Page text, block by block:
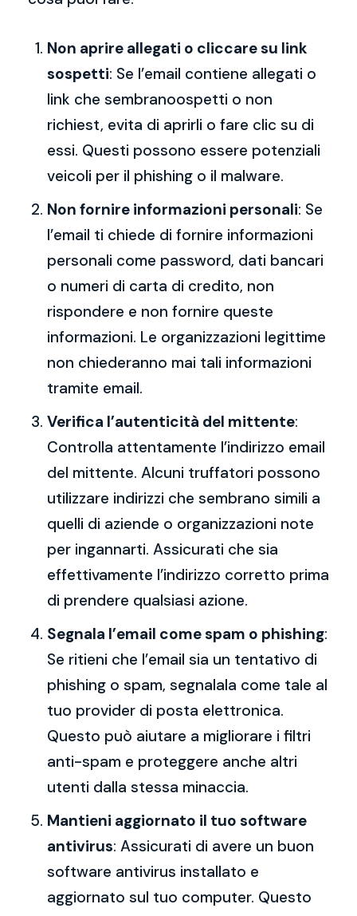
Non aprire allegati o cliccare su link
sospetti: Se l’email contiene allegati o
link che sembranoospetti o non
richiest, evita di aprirli o fare clic su di
essi. Questi possono essere potenziali
veicoli per il phishing o il malware.
Non fornire informazioni personali: Se
l’email ti chiede di fornire informazioni
personali come password, dati bancari
o numeri di carta di credito, non
rispondere e non fornire queste
informazioni. Le organizzazioni legittime
non chiederanno mai tali informazioni
tramite email.
Verifica l’autenticità del mittente:
Controlla attentamente l’indirizzo email
del mittente. Alcuni truffatori possono
utilizzare indirizzi che sembrano simili a
quelli di aziende o organizzazioni note
per ingannarti. Assicurati che sia
effettivamente l’indirizzo corretto prima
di prendere qualsiasi azione.
Segnala l’email come spam o phishing:
Se ritieni che l’email sia un tentativo di
phishing o spam, segnalala come tale al
tuo provider di posta elettronica.
Questo può aiutare a migliorare i filtri
anti-spam e proteggere anche altri
utenti dalla stessa minaccia.
Mantieni aggiornato il tuo software
antivirus: Assicurati di avere un buon
software antivirus installato e
aggiornato sul tuo computer. Questo